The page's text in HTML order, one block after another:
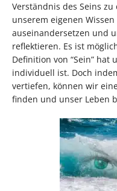
Verständnis des Seins
unserem eigenen
auseinandersetzen und
reflektieren. Es ist
Definition von “Sein”
individuell ist. Doch
vertiefen, können wir
finden und unser Leben